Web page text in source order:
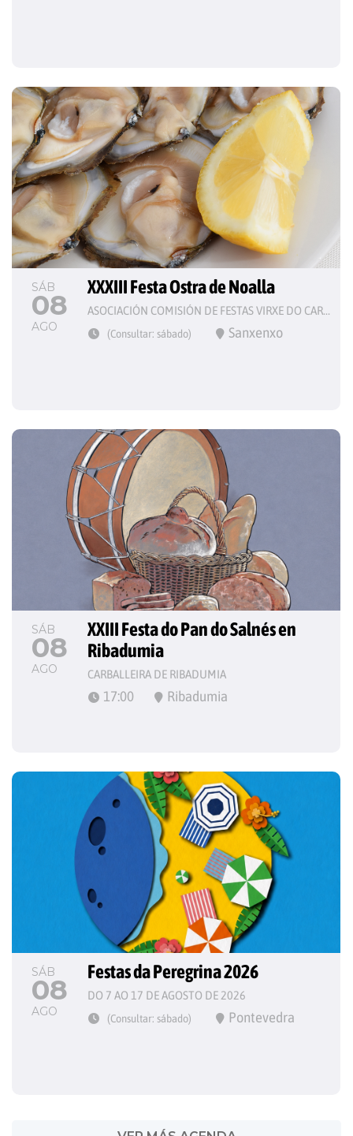
SÁB
08
AGO
XXXIII Festa Ostra de Noalla
ASOCIACIÓN COMISIÓN DE FESTAS VIRXE DO CARME
(Consultar: sábado) Sanxenxo
SÁB
08
AGO
XXIII Festa do Pan do Salnés en
Ribadumia
CARBALLEIRA DE RIBADUMIA
17:00 Ribadumia
SÁB
08
AGO
Festas da Peregrina 2026
DO 7 AO 17 DE AGOSTO DE 2026
(Consultar: sábado) Pontevedra